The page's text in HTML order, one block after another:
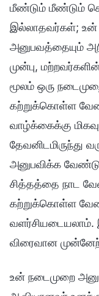
மீண்டும் மீண்டும்
இல்லாதவர்கள்;
அனுபவத்தையும்
முன்பு,
மூலம் ஒரு
கற்றுக்கொள்ள
வாழ்க்கைக்கு
தேவனிடமிருந்து
அனுபவிக்க
சித்தத்தை நாட
கற்றுக்கொள்ள
வளர்சியடையலாம்.
விரைவான
உன் நடைமுறை